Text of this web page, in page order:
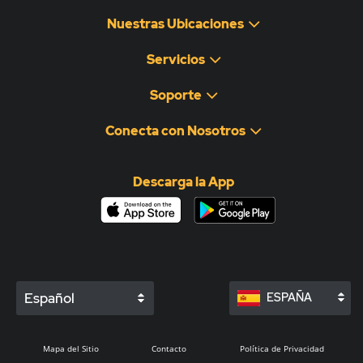
Nuestras Ubicaciones
Servicios
Soporte
Conecta con Nosotros
Descarga la App
Español ESPAÑA
Mapa del Sitio Contacto Política de Privacidad